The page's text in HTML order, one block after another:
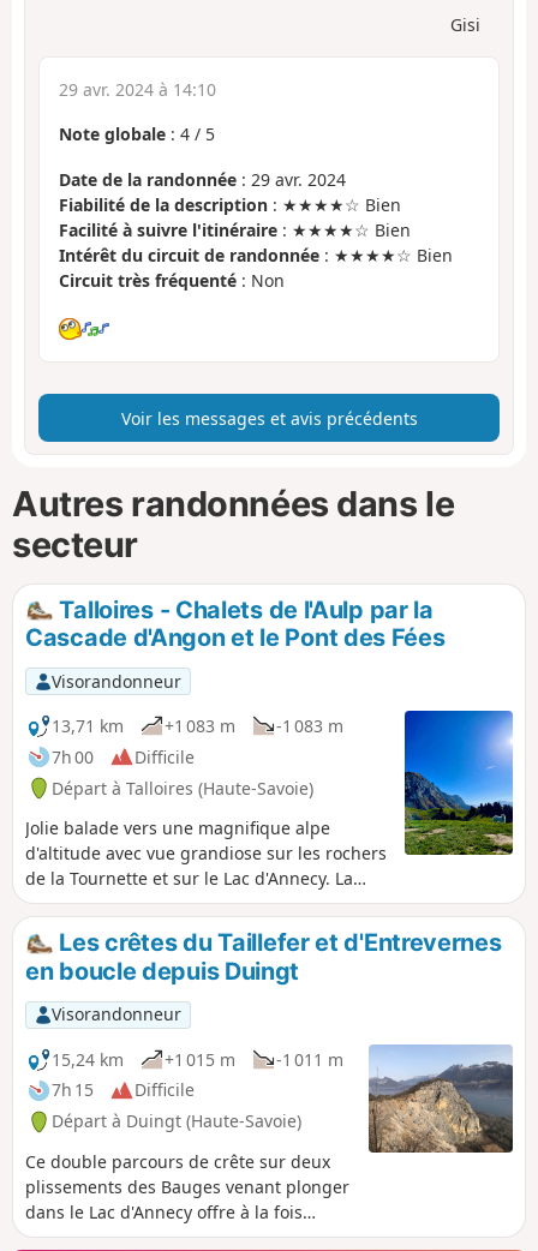
Gisi
29 avr. 2024 à 14:10
Note globale : 4 / 5
Date de la randonnée : 29 avr. 2024
Fiabilité de la description : ★★★★☆ Bien
Facilité à suivre l'itinéraire : ★★★★☆ Bien
Intérêt du circuit de randonnée : ★★★★☆ Bien
Circuit très fréquenté : Non
Voir les messages et avis précédents
Autres randonnées dans le
secteur
Talloires - Chalets de l'Aulp par la
Cascade d'Angon et le Pont des Fées
Visorandonneur
13,71 km
+1 083 m
-1 083 m
7h 00
Difficile
Départ à Talloires (Haute-Savoie)
Jolie balade vers une magnifique alpe
d'altitude avec vue grandiose sur les rochers
de la Tournette et sur le Lac d'Annecy. La
première partie (Cascade d'Angon, Pont des
Fées, Rovagny) est familiale (retour direct
possible). Puis, chemin régulier et ombragé,
jusqu'au vaste cirque des chalets de l'Aulp et
sa vue unique sur le Lac d'Annecy et les
rochers de la Tournette.
Les crêtes du Taillefer et d'Entrevernes
en boucle depuis Duingt
Visorandonneur
15,24 km
+1 015 m
-1 011 m
7h 15
Difficile
Départ à Duingt (Haute-Savoie)
Ce double parcours de crête sur deux
plissements des Bauges venant plonger
dans le Lac d'Annecy offre à la fois
l'intérêt d'un parcours de crête varié et